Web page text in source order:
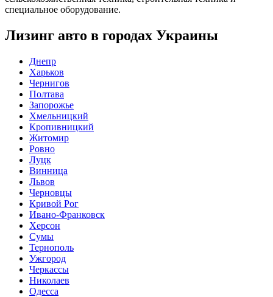
специальное оборудование.
Лизинг авто в городах Украины
Днепр
Харьков
Чернигов
Полтава
Запорожье
Хмельницкий
Кропивницкий
Житомир
Ровно
Луцк
Винница
Львов
Черновцы
Кривой Рог
Ивано-Франковск
Херсон
Сумы
Тернополь
Ужгород
Черкассы
Николаев
Одесса